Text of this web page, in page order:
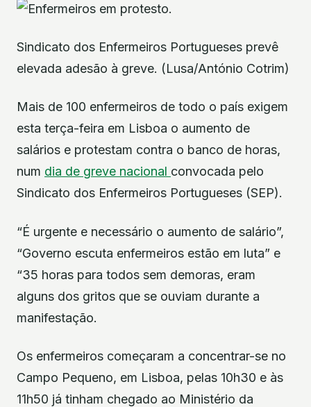
Sindicato dos Enfermeiros Portugueses prevê
elevada adesão à greve. (Lusa/António Cotrim)
Mais de 100 enfermeiros de todo o país exigem
esta terça-feira em Lisboa o aumento de
salários e protestam contra o banco de horas,
num dia de greve nacional convocada pelo
Sindicato dos Enfermeiros Portugueses (SEP).
“É urgente e necessário o aumento de salário”,
“Governo escuta enfermeiros estão em luta” e
“35 horas para todos sem demoras, eram
alguns dos gritos que se ouviam durante a
manifestação.
Os enfermeiros começaram a concentrar-se no
Campo Pequeno, em Lisboa, pelas 10h30 e às
11h50 já tinham chegado ao Ministério da